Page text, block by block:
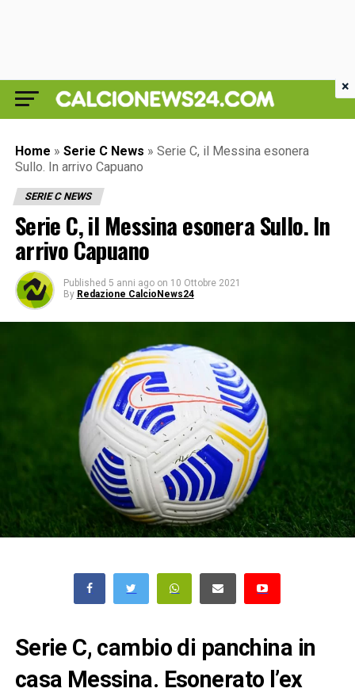
Home » Serie C News » Serie C, il Messina esonera
Sullo. In arrivo Capuano
SERIE C NEWS
Serie C, il Messina esonera Sullo. In
arrivo Capuano
Published 5 anni ago on 10 Ottobre 2021
By Redazione CalcioNews24
Serie C, cambio di panchina in
casa Messina. Esonerato l’ex
×